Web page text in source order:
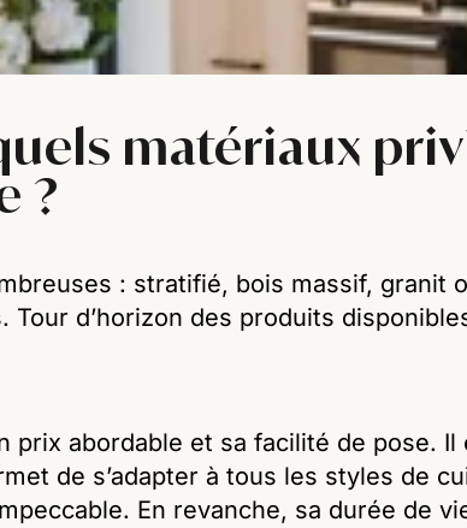
matériaux
?
: stratifié, bois massif, granit
d’horizon des produits
prix abordable et sa facilité de pose.
de s’adapter à tous les styles de
En revanche, sa durée de